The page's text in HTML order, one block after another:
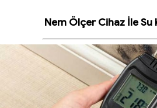
Nem Ölçer Cihaz İle Su